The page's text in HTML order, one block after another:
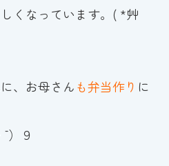
グスクールの
くなっています。( *´艸
、お母さんも弁当作り に
）９